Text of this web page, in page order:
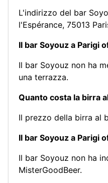
L'indirizzo del bar
l'Espérance, 75013
Il bar Soyouz a Parigi
Il bar Soyouz non ha
una terrazza.
Quanto costa la birra
Il prezzo della birra al
Il bar Soyouz a Parigi
Il bar Soyouz non ha
MisterGoodBeer.